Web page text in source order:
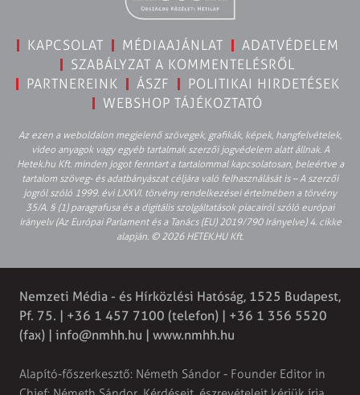
KAPCSOLAT MÉDIAAJÁNLAT
ADATVÉDELEM
SZABÁLYZAT A KOMMENTELÉSRŐL
PARTNEREINK
ÁSZF
POLITIKAI HIRDETÉSEK
WEBSHOP TÁJÉKOZTATÓ
Az ezen a weboldalon megjelenő szövegek, grafikák, képek, hangfelvételek,
video anyagok vagy egyéb tartalmak szerzői jogvédelem alatt állnak. A
Hetek.hu Kft. minden jogot fenntart a tartalommal kapcsolatosan, beleértve a
tartalom szöveg- és adatbányászat céljára való felhasználását is – A szerzői
jogról szóló 1999. évi LXXVI. törvény rendelkezései értelmében a törvény
35/A. § (1) paragrafusa és a digitális szolgáltatások piacairól szóló európai
irányelv (Az Európai Parlament és a Tanács (EU) 2019/790 Irányelve) 4. cikke
alapján. © 2026 HETEK.HU Kft.
Nemzeti Média - és Hírközlési Hatóság, 1525 Budapest,
Pf. 75. | +36 1 457 7100 (telefon) | +36 1 356 5520
(fax) | info@nmhh.hu | www.nmhh.hu
Alapító-főszerkesztő: Németh Sándor - Founder Editor in